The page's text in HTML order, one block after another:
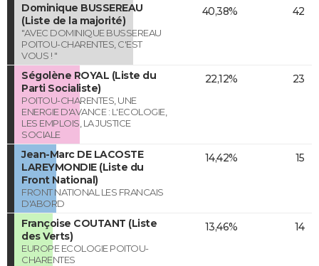
Dominique BUSSEREAU
(Liste de la majorité)
"AVEC DOMINIQUE BUSSEREAU
POITOU-CHARENTES, C'EST
VOUS ! "
40,38% 42
Ségolène ROYAL (Liste du
Parti Socialiste)
POITOU-CHARENTES, UNE
ENERGIE D'AVANCE : L'ECOLOGIE,
LES EMPLOIS, LA JUSTICE
SOCIALE
22,12% 23
Jean-Marc DE LACOSTE
LAREYMONDIE (Liste du
Front National)
FRONT NATIONAL LES FRANCAIS
D'ABORD
14,42% 15
Françoise COUTANT (Liste
des Verts)
EUROPE ECOLOGIE POITOU-
CHARENTES
13,46% 14